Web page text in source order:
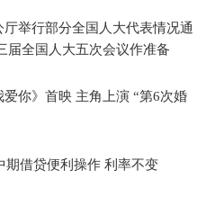
举行部分全国人大代表情况通
届全国人大五次会议作准备
你》首映 主角上演 “第6次婚
期借贷便利操作 利率不变